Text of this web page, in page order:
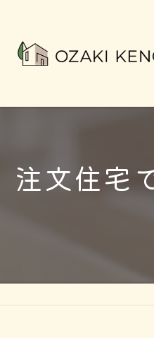
注文住宅